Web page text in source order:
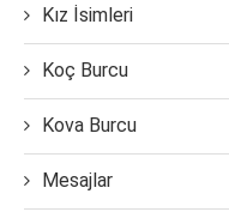
Kız İsimleri
Koç Burcu
Kova Burcu
Mesajlar